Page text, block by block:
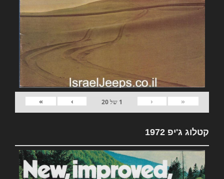
«
‹
1 של20
›
»
קטלוג ג'יפ 1972